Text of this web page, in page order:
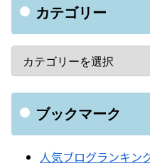
カテゴリー
ブックマーク
人気ブログランキン